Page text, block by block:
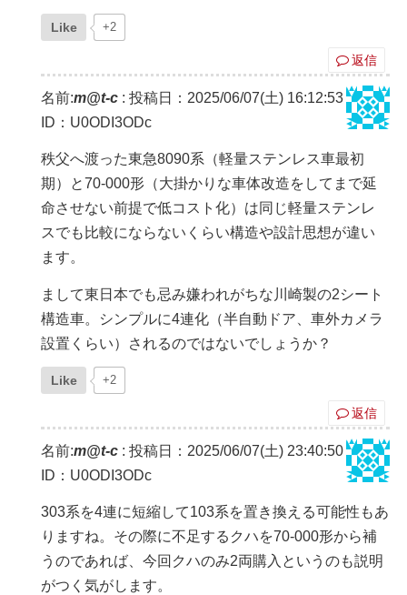
Like +2
返信
名前:m@t-c : 投稿日：2025/06/07(土) 16:12:53
ID：U0ODI3ODc
秩父へ渡った東急8090系（軽量ステンレス車最初
期）と70-000形（大掛かりな車体改造をしてまで延
命させない前提で低コスト化）は同じ軽量ステンレ
スでも比較にならないくらい構造や設計思想が違い
ます。
まして東日本でも忌み嫌われがちな川崎製の2シート
構造車。シンプルに4連化（半自動ドア、車外カメラ
設置くらい）されるのではないでしょうか？
Like +2
返信
名前:m@t-c : 投稿日：2025/06/07(土) 23:40:50
ID：U0ODI3ODc
303系を4連に短縮して103系を置き換える可能性もあ
りますね。その際に不足するクハを70-000形から補
うのであれば、今回クハのみ2両購入というのも説明
がつく気がします。